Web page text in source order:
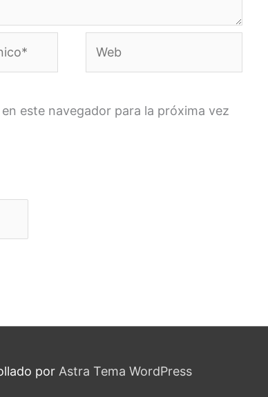
este navegador para la próxima vez
por Astra Tema WordPress